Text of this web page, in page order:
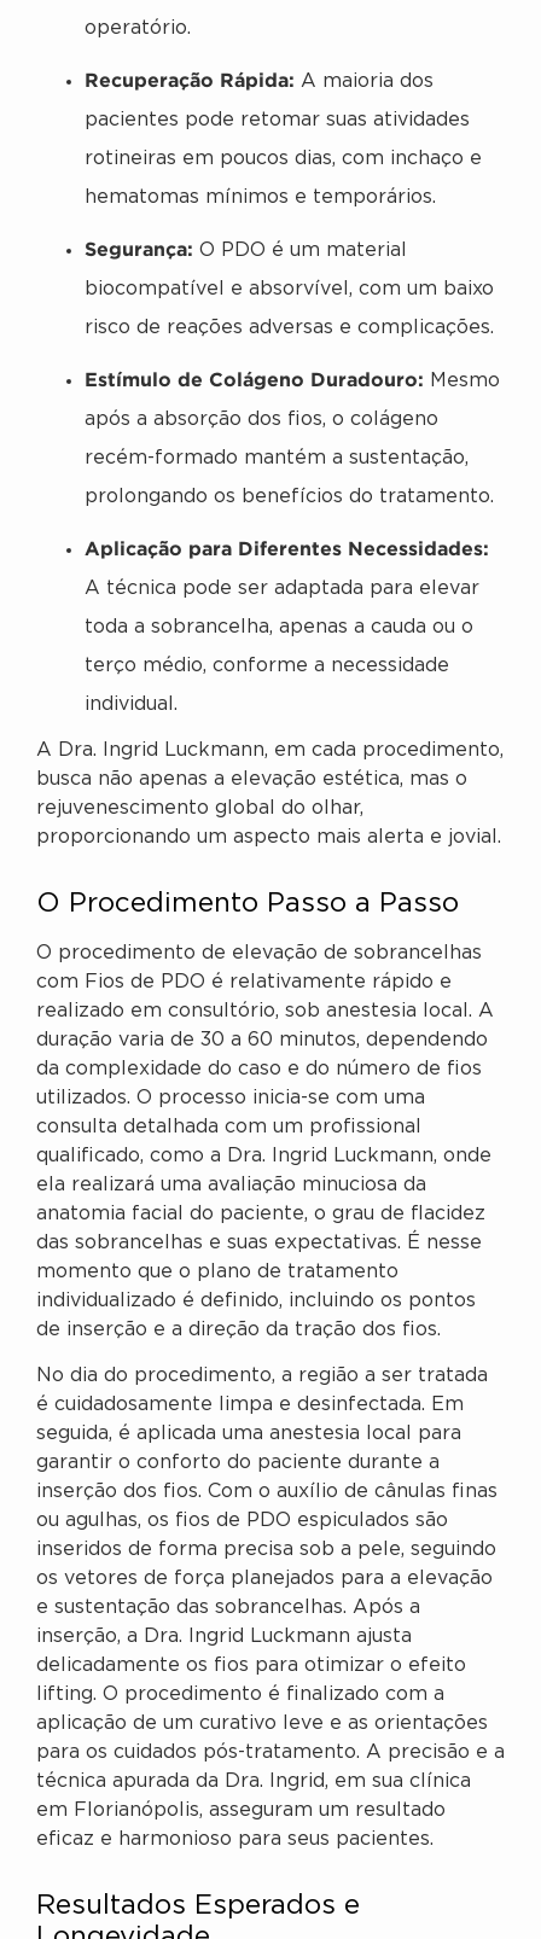
operatório.
Recuperação Rápida: A maioria dos
pacientes pode retomar suas atividades
rotineiras em poucos dias, com inchaço e
hematomas mínimos e temporários.
Segurança: O PDO é um material
biocompatível e absorvível, com um baixo
risco de reações adversas e complicações.
Estímulo de Colágeno Duradouro: Mesmo
após a absorção dos fios, o colágeno
recém-formado mantém a sustentação,
prolongando os benefícios do tratamento.
Aplicação para Diferentes Necessidades:
A técnica pode ser adaptada para elevar
toda a sobrancelha, apenas a cauda ou o
terço médio, conforme a necessidade
individual.
A Dra. Ingrid Luckmann, em cada procedimento,
busca não apenas a elevação estética, mas o
rejuvenescimento global do olhar,
proporcionando um aspecto mais alerta e jovial.
O Procedimento Passo a Passo
O procedimento de elevação de sobrancelhas
com Fios de PDO é relativamente rápido e
realizado em consultório, sob anestesia local. A
duração varia de 30 a 60 minutos, dependendo
da complexidade do caso e do número de fios
utilizados. O processo inicia-se com uma
consulta detalhada com um profissional
qualificado, como a Dra. Ingrid Luckmann, onde
ela realizará uma avaliação minuciosa da
anatomia facial do paciente, o grau de flacidez
das sobrancelhas e suas expectativas. É nesse
momento que o plano de tratamento
individualizado é definido, incluindo os pontos
de inserção e a direção da tração dos fios.
No dia do procedimento, a região a ser tratada
é cuidadosamente limpa e desinfectada. Em
seguida, é aplicada uma anestesia local para
garantir o conforto do paciente durante a
inserção dos fios. Com o auxílio de cânulas finas
ou agulhas, os fios de PDO espiculados são
inseridos de forma precisa sob a pele, seguindo
os vetores de força planejados para a elevação
e sustentação das sobrancelhas. Após a
inserção, a Dra. Ingrid Luckmann ajusta
delicadamente os fios para otimizar o efeito
lifting. O procedimento é finalizado com a
aplicação de um curativo leve e as orientações
para os cuidados pós-tratamento. A precisão e a
técnica apurada da Dra. Ingrid, em sua clínica
em Florianópolis, asseguram um resultado
eficaz e harmonioso para seus pacientes.
Resultados Esperados e